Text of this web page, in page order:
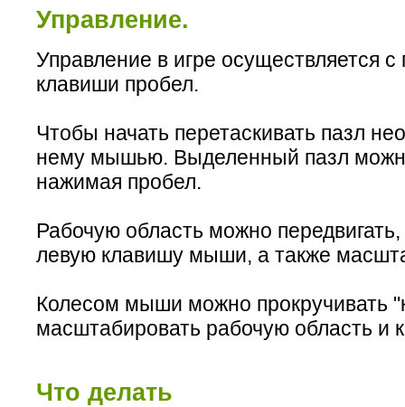
Управление.
Управление в игре осуществляется
клавиши пробел.
Чтобы начать перетаскивать пазл
нему мышью. Выделенный пазл
нажимая пробел.
Рабочую область можно
левую клавишу мыши, а также
Колесом мыши можно прокручивать
масштабировать рабочую область и
Что делать